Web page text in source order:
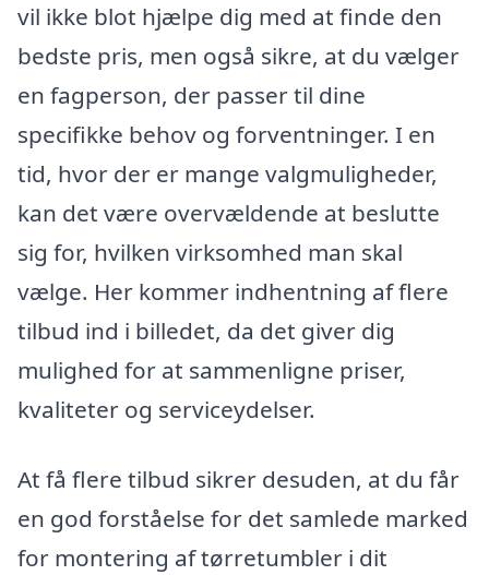
vil ikke blot hjælpe dig med at finde den
bedste pris, men også sikre, at du vælger
en fagperson, der passer til dine
specifikke behov og forventninger. I en
tid, hvor der er mange valgmuligheder,
kan det være overvældende at beslutte
sig for, hvilken virksomhed man skal
vælge. Her kommer indhentning af flere
tilbud ind i billedet, da det giver dig
mulighed for at sammenligne priser,
kvaliteter og serviceydelser.
At få flere tilbud sikrer desuden, at du får
en god forståelse for det samlede marked
for montering af tørretumbler i dit